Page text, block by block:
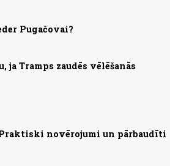
Pugačovai?
ja Tramps zaudēs vēlēšanās
novērojumi un pārbaudīti